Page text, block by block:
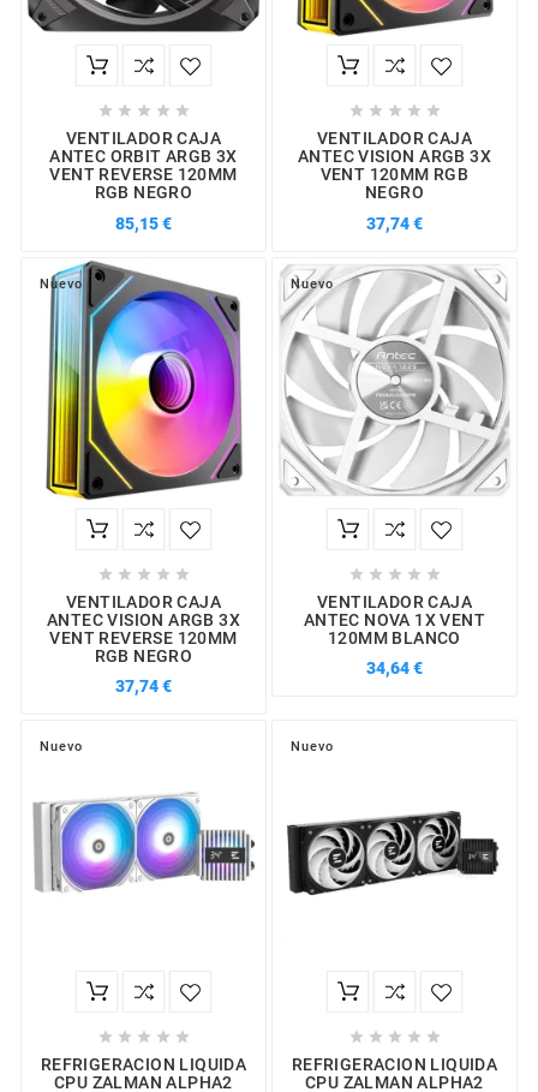
    
VENTILADOR CAJA
ANTEC ORBIT ARGB 3X
VENT REVERSE 120MM
RGB NEGRO
85,15 €
    
VENTILADOR CAJA
ANTEC VISION ARGB 3X
VENT 120MM RGB
NEGRO
37,74 €
Nuevo
    
VENTILADOR CAJA
ANTEC VISION ARGB 3X
VENT REVERSE 120MM
RGB NEGRO
37,74 €
Nuevo
    
VENTILADOR CAJA
ANTEC NOVA 1X VENT
120MM BLANCO
34,64 €
Nuevo
    
REFRIGERACION LIQUIDA
CPU ZALMAN ALPHA2
Nuevo
    
REFRIGERACION LIQUIDA
CPU ZALMAN ALPHA2